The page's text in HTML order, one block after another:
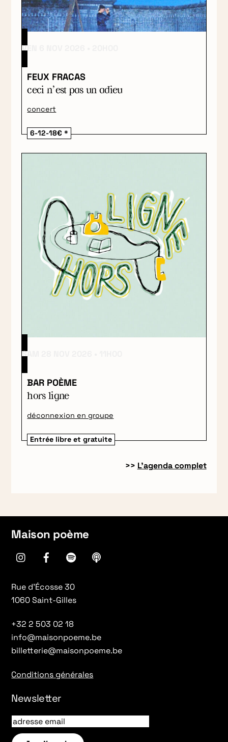
VEN 6 NOV 2026
FEUX FRACAS
ceci n’est pas un adieu
concert
6-12-18€ *
SAM 28 NOV 2026
BAR POÈME
hors ligne
déconnexion en groupe
Entrée libre et gratuite
>> L’agenda complet
Maison poème
instagramFacebookspotify
Rue d’Écosse 30
1060 Saint-Gilles
+32 2 503 02 18
info@maisonpoeme.be
billetterie@maisonpoeme.be
Conditions générales
Newsletter